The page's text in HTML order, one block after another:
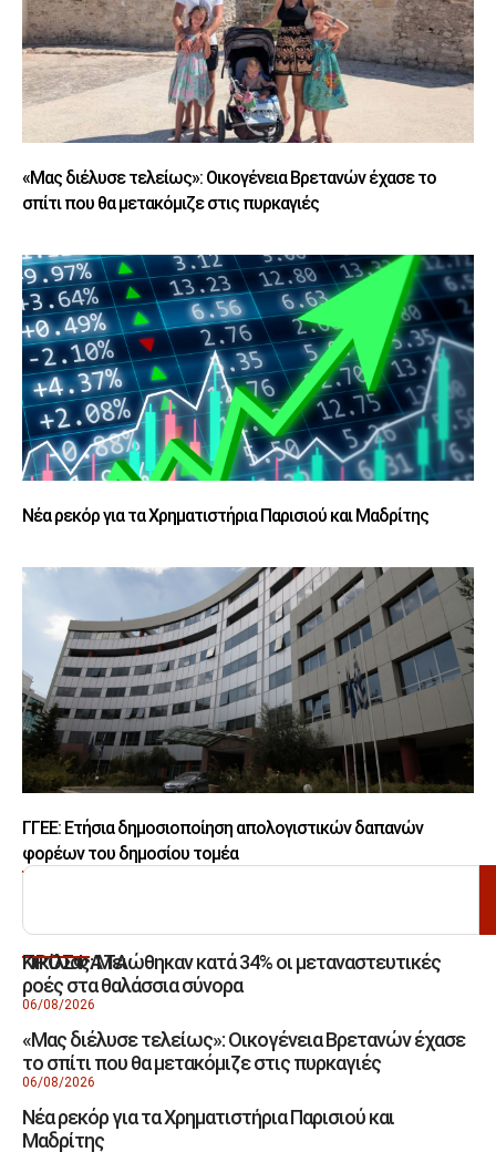
«Μας διέλυσε τελείως»: Οικογένεια Βρετανών έχασε το
σπίτι που θα μετακόμιζε στις πυρκαγιές
Νέα ρεκόρ για τα Χρηματιστήρια Παρισιού και Μαδρίτης
ΓΓΕΕ: Eτήσια δημοσιοποίηση απολογιστικών δαπανών
φορέων του δημοσίου τομέα
ΑΝΑΖΗΤΗΣΗ
ΠΡΟΣΦΑΤΑ
Κικίλιας: Μειώθηκαν κατά 34% οι μεταναστευτικές
ροές στα θαλάσσια σύνορα
06/08/2026
«Μας διέλυσε τελείως»: Οικογένεια Βρετανών έχασε
το σπίτι που θα μετακόμιζε στις πυρκαγιές
06/08/2026
Νέα ρεκόρ για τα Χρηματιστήρια Παρισιού και
Μαδρίτης